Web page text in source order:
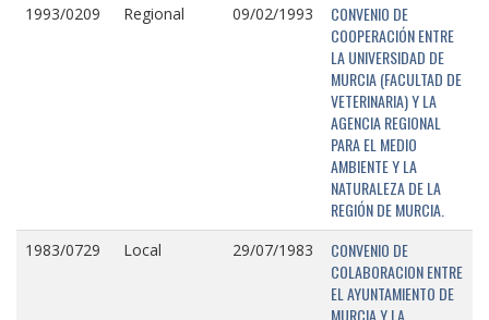
1993/0209 Regional 09/02/1993
CONVENIO DE
COOPERACIÓN ENTRE
LA UNIVERSIDAD DE
MURCIA (FACULTAD DE
VETERINARIA) Y LA
AGENCIA REGIONAL
PARA EL MEDIO
AMBIENTE Y LA
NATURALEZA DE LA
REGIÓN DE MURCIA.
1983/0729 Local 29/07/1983
CONVENIO DE
COLABORACION ENTRE
EL AYUNTAMIENTO DE
MURCIA Y LA